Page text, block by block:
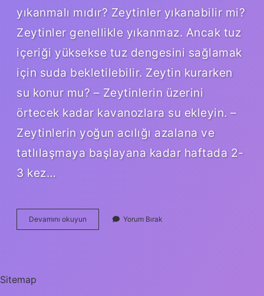
yıkanmalı mıdır? Zeytinler yıkanabilir mi?
Zeytinler genellikle yıkanmaz. Ancak tuz
içeriği yüksekse tuz dengesini sağlamak
için suda bekletilebilir. Zeytin kurarken
su konur mu? – Zeytinlerin üzerini
örtecek kadar kavanozlara su ekleyin. –
Zeytinlerin yoğun acılığı azalana ve
tatlılaşmaya başlayana kadar haftada 2-
3 kez…
Devamını okuyun
Kurmadan
Yorum Bırak
Sitemap